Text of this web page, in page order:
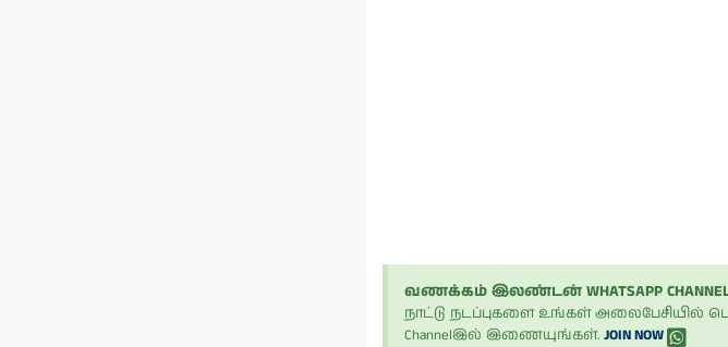
வணக்கம் இலண்டன் WHATSAPP
நாட்டு நடப்புகளை உங்கள்
Channelஇல் இணையுங்கள். JOIN NOW